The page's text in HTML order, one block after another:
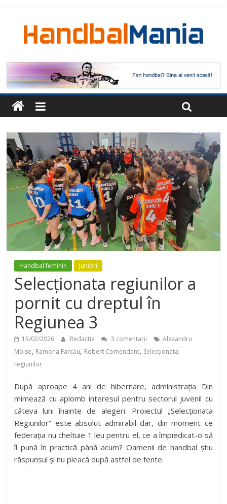
Handbal feminin Juniori
Selecționata regiunilor a
pornit cu dreptul în
Regiunea 3
15/02/2026 Redactia 3 comentarii
Alexandru
Moise, Ramona Farcău, Robert Comendant, Selecționata
regiunilor
După aproape 4 ani de hibernare, administrația Din
mimează cu aplomb interesul pentru sectorul juvenil cu
câteva luni înainte de alegeri. Proiectul „Selecționata
Regiunilor” este absolut admirabil dar, din moment ce
federația nu cheltuie 1 leu pentru el, ce a împiedicat-o să
îl pună în practică până acum? Oamenii de handbal știu
răspunsul și nu pleacă după astfel de fente.